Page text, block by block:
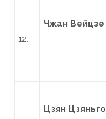
12.
Чжан Вейцзе
Цзян Цзяньго